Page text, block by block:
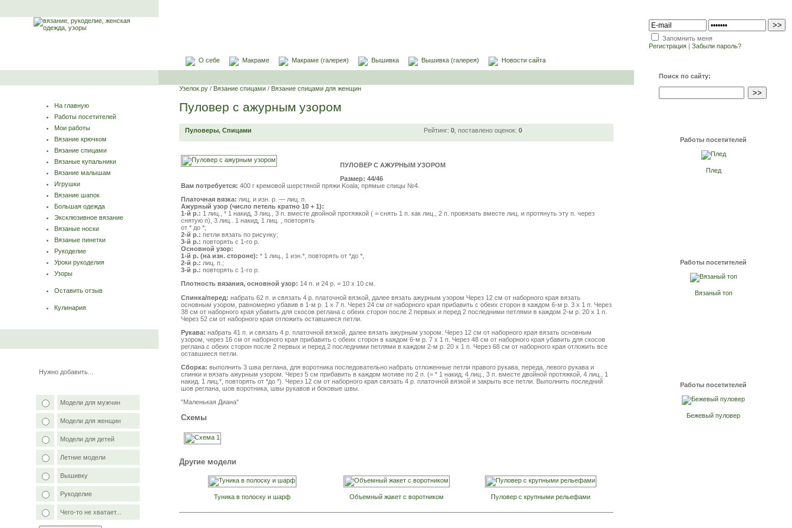
Запомнить меня
Регистрация | Забыли пароль?
О себе
Макраме Макраме (галерея) Вышивка Вышивка (галерея) Новости сайта
На главную
Работы посетителей
Мои работы
Вязание крючком
Вязание спицами
Вязаные купальники
Вязание малышам
Игрушки
Вязание шапок
Большая одежда
Эксклюзивное вязание
Вязаные носки
Вязаные пинетки
Рукоделие
Уроки рукоделия
Узоры
Оставить отзыв
Кулинария
Нужно добавить...
Модели для мужчин
Модели для женщин
Модели для детей
Летние модели
Вышивку
Рукоделие
Чего-то не хватает...
Узелок.ру / Вязание спицами / Вязание спицами для женщин
Пуловер с ажурным узором
Пуловеры, Спицами Рейтинг: 0 , поставлено оценок: 0
ПУЛОВЕР С АЖУРНЫМ УЗОРОМ
Размер: 44/46
Вам потребуется: 400 г кремовой шерстяной пряжи Koala; прямые спицы №4.
Платочная вязка: лиц. и изн. р. — лиц. п.
Ажурный узор (число петель кратно 10 + 1):
1-й р.: 1 лиц., * 1 накид, 3 лиц., 3 п. вместе двойной протяжкой ( = снять 1 п. как лиц., 2 п. провязать вместе лиц. и протянуть эту п. через
снятую п), 3 лиц.. 1 накид, 1 лиц. , повторять
от * до *;
2-й р.: петли вязать по рисунку;
3-й р.: повторять с 1-го р.
Основной узор:
1-й р. (на изн. стороне): * 1 лиц., 1 изн.*, повторять от *до *,
2-й р.: лиц. п.;
3-й р.: повторять с 1-го р.
Плотность вязания, основной узор: 14 п. и 24 р. = 10 x 10 см.
Спинка/перед: набрать 62 п. и связать 4 р. платочной вязкой, далее вязать ажурным узором Через 12 см от наборного края вязать
основным узором, равномерно убавив в 1-м р. 1 х 7 п. Через 24 см от наборного края прибавить с обеих сторон в каждом 6-м р. 3 х 1 п. Через
38 см от наборного края убавить для скосов реглана с обеих сторон после 2 первых и перед 2 последними петлями в каждом 2-м р. 20 х 1 п.
Через 52 см от наборного края отложить оставшиеся петли.
Рукава: набрать 41 п. и связать 4 р. платочной вязкой, далее вязать ажурным узором. Через 12 см от наборного края вязать основным
узором, через 16 см от наборного края прибавить с обеих сторон в каждом 6-м р. 7 х 1 п. Через 48 см от наборного края убавить для скосов
реглана с обеих сторон после 2 первых и перед 2 последними петлями в каждом 2-м р. 20 х 1 п. Через 68 см от наборного края отложить все
оставшиеся петли.
Сборка: выполнить 3 шва реглана, для воротника последовательно набрать отложенные петли правого рукава, переда, левого рукава и
спинки и вязать ажурным узором. Через 5 см прибавить в каждом мотиве по 2 п. (= * 1 накид, 4 лиц., 3 п. вместе двойной протяжкой, 4 лиц., 1
накид. 1 лиц.*, повторять от *до *). Через 12 см от наборного края связать 4 р. платочной вязкой и закрыть все петли. Выполнить последний
шов реглана, шов воротника, швы рукавов и боковые швы.
"Маленькая Диана"
Схемы
Другие модели
Туника в полоску и шарф Объемный жакет с воротником Пуловер с крупными рельефами
Поиск по сайту:
Работы посетителей
Плед
Работы посетителей
Вязаный топ
Работы посетителей
Бежевый пуловер